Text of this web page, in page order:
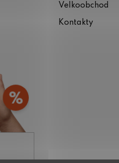
Velkoobchod
Kontakty